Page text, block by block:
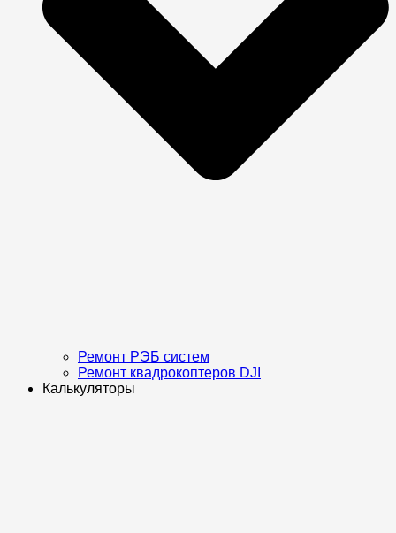
Ремонт РЭБ систем
Ремонт квадрокоптеров DJI
Калькуляторы